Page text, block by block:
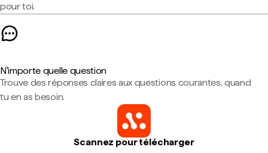
pour toi.
N'importe quelle question
Trouve des réponses claires aux questions courantes, quand
tu en as besoin.
Scannez pour télécharger